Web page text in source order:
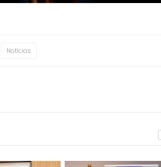
Notícias